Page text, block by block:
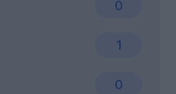
1
0
0